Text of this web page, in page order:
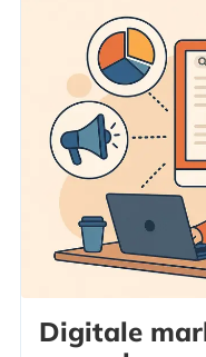
Digitale